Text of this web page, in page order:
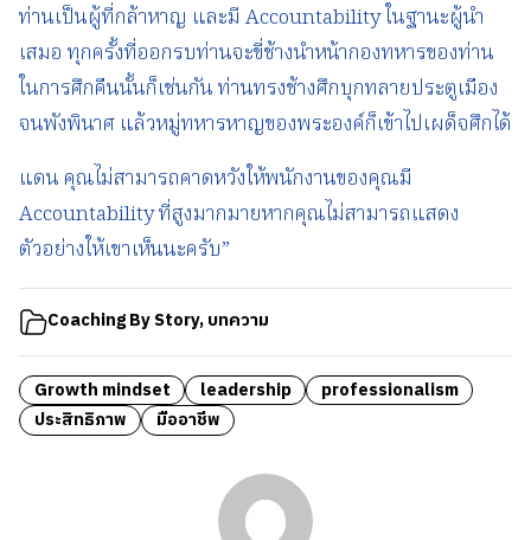
ท่านเป็นผู้ที่กล้าหาญ และมี Accountability ในฐานะผู้นำ
เสมอ ทุกครั้งที่ออกรบท่านจะขี่ช้างนำหน้ากองทหารของท่าน
ในการศึกคืนนั้นก็เช่นกัน ท่านทรงช้างศึกบุกทลายประตูเมือง
จนพังพินาศ แล้วหมู่ทหารหาญของพระองค์ก็เข้าไปเผด็จศึกได้
แดน คุณไม่สามารถคาดหวังให้พนักงานของคุณมี
Accountability ที่สูงมากมายหากคุณไม่สามารถแสดง
ตัวอย่างให้เขาเห็นนะครับ”
Coaching By Story,บทความ
Growth mindset leadership
professionalism
ประสิทธิภาพ
มืออาชีพ